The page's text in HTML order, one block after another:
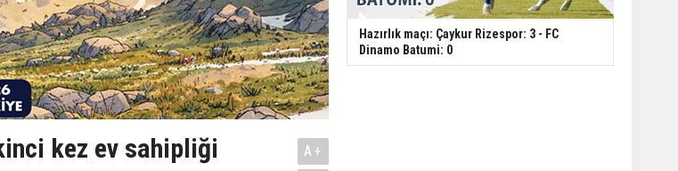
kez ev sahipliği
A+
Hazırlık maçı: Çaykur Rizespor: 3 - FC
Dinamo Batumi: 0